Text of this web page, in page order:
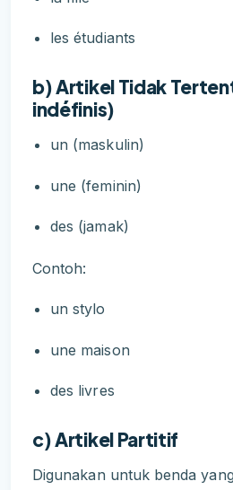
les étudiants
b) Artikel Tidak
indéfinis)
un (maskulin)
une (feminin)
des (jamak)
Contoh:
un stylo
une maison
des livres
c) Artikel Partitif
Digunakan untuk benda